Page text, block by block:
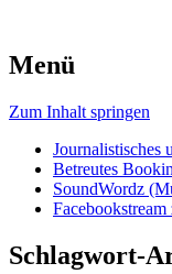
Menü
Zum Inhalt springen
Journalistisches
Betreutes
SoundWordz
Schlagwort-